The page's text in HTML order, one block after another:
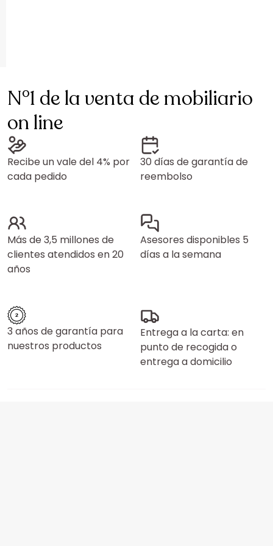
N°1 de la venta de mobiliario
on line
Recibe un vale del 4% por
cada pedido
30 días de garantía de
reembolso
Más de 3,5 millones de
clientes atendidos en 20
años
Asesores disponibles 5
días a la semana
3 años de garantía para
nuestros productos
Entrega a la carta: en
punto de recogida o
entrega a domicilio